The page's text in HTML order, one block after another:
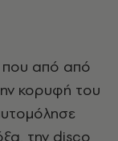
που από από
κορυφή του
την disco